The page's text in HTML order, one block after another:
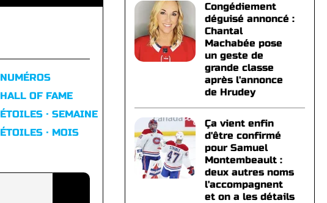
NUMÉROS
HALL OF FAME
ÉTOILES · SEMAINE
ÉTOILES · MOIS
Congédiement
déguisé annoncé :
Chantal
Machabée pose
un geste de
grande classe
après l'annonce
de Hrudey
Ça vient enfin
d'être confirmé
pour Samuel
Montembeault :
deux autres noms
l'accompagnent
et on a les détails